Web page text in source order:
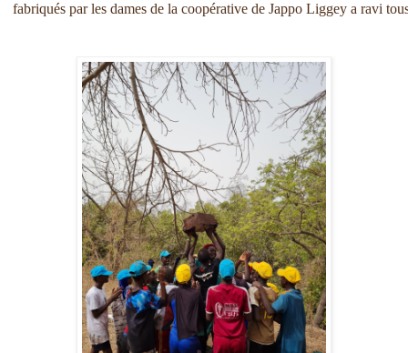
fabriqués par les dames de la coopérative de Jappo Liggey a ravi